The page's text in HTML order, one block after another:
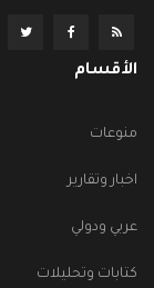
الأقسام
منوعات
اخبار وتقارير
عربي ودولي
كتابات وتحليلات